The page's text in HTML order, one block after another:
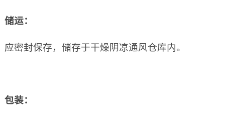
储运：
应密封保存，储存于干燥阴凉通风仓库内。
包装：